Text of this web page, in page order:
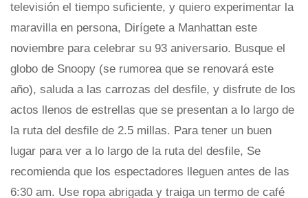
televisión el tiempo suficiente, y quiero experimentar la
maravilla en persona, Dirígete a Manhattan este
noviembre para celebrar su 93 aniversario. Busque el
globo de Snoopy (se rumorea que se renovará este
año), saluda a las carrozas del desfile, y disfrute de los
actos llenos de estrellas que se presentan a lo largo de
la ruta del desfile de 2.5 millas. Para tener un buen
lugar para ver a lo largo de la ruta del desfile, Se
recomienda que los espectadores lleguen antes de las
6:30 am. Use ropa abrigada y traiga un termo de café